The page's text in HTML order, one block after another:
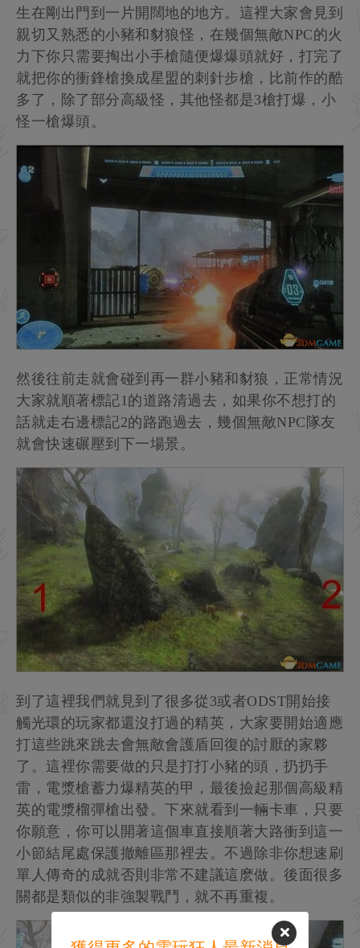
生在剛出門到一片開闊地的地方。這裡大家會見到
親切又熟悉的小豬和豺狼怪，在幾個無敵NPC的火
力下你只需要掏出小手槍隨便爆爆頭就好，打完了
就把你的衝鋒槍換成星盟的刺針步槍，比前作的酷
多了，除了部分高級怪，其他怪都是3槍打爆，小
怪一槍爆頭。
然後往前走就會碰到再一群小豬和豺狼，正常情況
大家就順著標記1的道路清過去，如果你不想打的
話就走右邊標記2的路跑過去，幾個無敵NPC隊友
就會快速碾壓到下一場景。
到了這裡我們就見到了很多從3或者ODST開始接
觸光環的玩家都還沒打過的精英，大家要開始適應
打這些跳來跳去會無敵會護盾回復的討厭的家夥
了。這裡你需要做的只是打打小豬的頭，扔扔手
雷，電漿槍蓄力爆精英的甲，最後撿起那個高級精
英的電漿榴彈槍出發。下來就看到一輛卡車，只要
你願意，你可以開著這個車直接順著大路衝到這一
小節結尾處保護撤離區那裡去。不過除非你想速刷
單人傳奇的成就否則非常不建議這麽做。後面很多
關都是類似的非強製戰鬥，就不再重複。